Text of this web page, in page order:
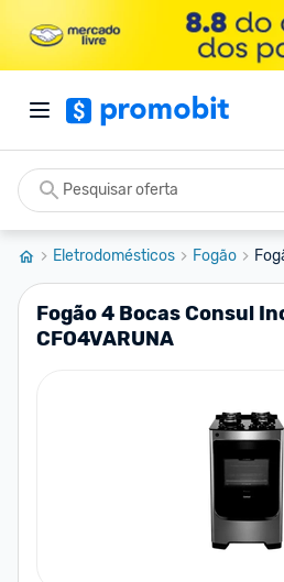
Eletrodomésticos Fogão
Fogão 4 Bocas Consul
CFO4VARUNA